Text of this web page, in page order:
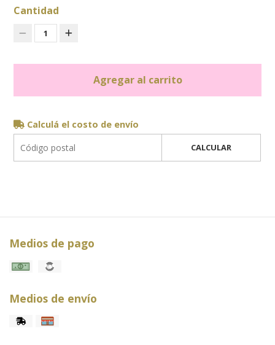
Cantidad
1
Agregar al carrito
Calculá el costo de envío
CALCULAR
Medios de pago
Medios de envío